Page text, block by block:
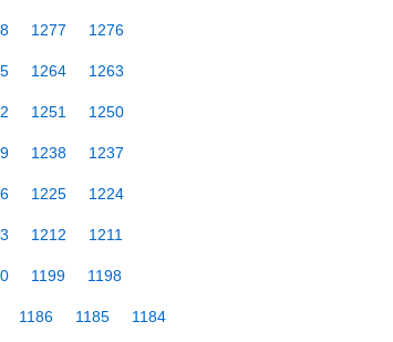
1277 1276
1264 1263
1251 1250
1238 1237
1225 1224
1212 1211
1199 1198
1186 1185 1184